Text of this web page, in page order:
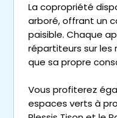
La copropriété
arboré, offrant un
paisible. Chaque
répartiteurs sur les
que sa propre
Vous profiterez
espaces verts à